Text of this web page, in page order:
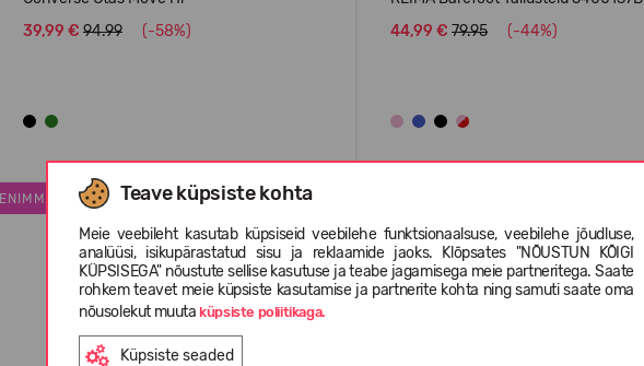
Teave küpsiste kohta
Meie veebileht kasutab küpsiseid veebilehe funktsionaalsuse, veebilehe jõudluse,
analüüsi, isikupärastatud sisu ja reklaamide jaoks. Klõpsates "NÕUSTUN KÕIGI
KÜPSISEGA" nõustute sellise kasutuse ja teabe jagamisega meie partneritega. Saate
rohkem teavet meie küpsiste kasutamise ja partnerite kohta ning samuti saate oma
nõusolekut muutaküpsiste poliitikaga.
Küpsiste seaded
39,99 € 94.99 (-58%)
44,99 € 79.95 (-44%)
ENIMMÜÜDUD